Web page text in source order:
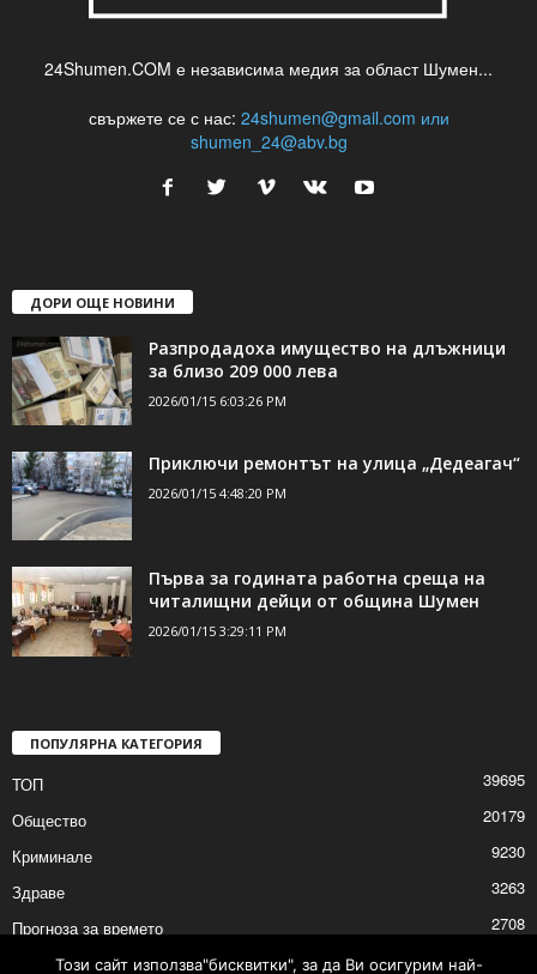
24Shumen.COM е независима медия за област Шумен...
свържете се с нас: 24shumen@gmail.com или
shumen_24@abv.bg
ДОРИ ОЩЕ НОВИНИ
Разпродадоха имущество на длъжници
за близо 209 000 лева
2026/01/15 6:03:26 PM
Приключи ремонтът на улица „Дедеагач“
2026/01/15 4:48:20 PM
Първа за годината работна среща на
читалищни дейци от община Шумен
2026/01/15 3:29:11 PM
ПОПУЛЯРНА КАТЕГОРИЯ
ТОП
39695
Общество
20179
Криминале
9230
Здраве
3263
Прогноза за времето
2708
ПолитикаТози сайт използва"бисквитки", за да Ви осигурим най-